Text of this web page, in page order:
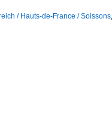
/ Hauts-de-France / Soissons,